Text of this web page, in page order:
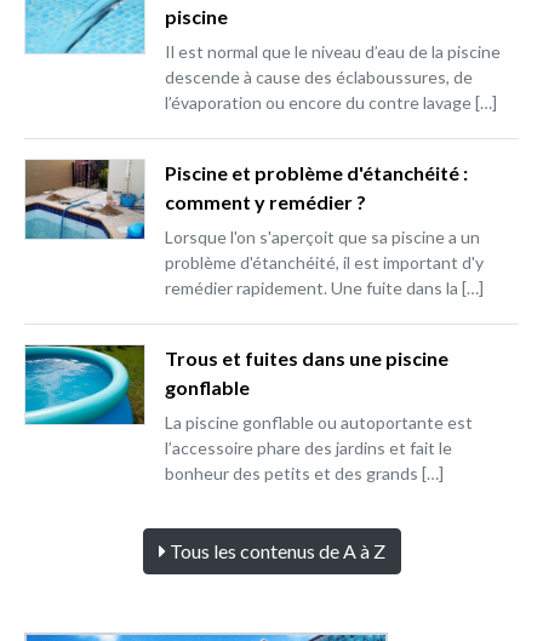
piscine
Il est normal que le niveau d’eau de la piscine
descende à cause des éclaboussures, de
l’évaporation ou encore du contre lavage […]
Piscine et problème d'étanchéité :
comment y remédier ?
Lorsque l'on s'aperçoit que sa piscine a un
problème d'étanchéité, il est important d'y
remédier rapidement. Une fuite dans la […]
Trous et fuites dans une piscine
gonflable
La piscine gonflable ou autoportante est
l’accessoire phare des jardins et fait le
bonheur des petits et des grands […]
Tous les contenus de A à Z